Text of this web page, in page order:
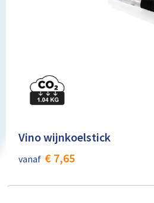
Vino wijnkoelstick
vanaf € 7,65